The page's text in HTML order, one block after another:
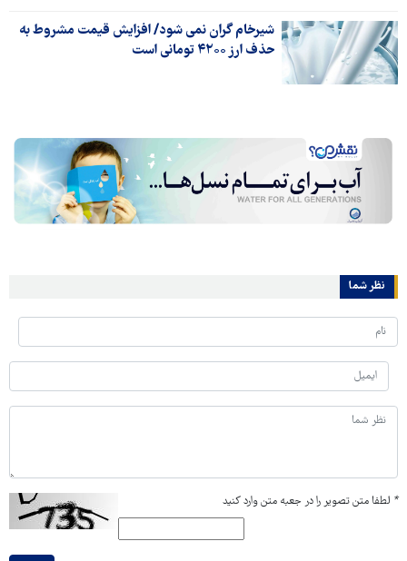
شیرخام گران نمی شود/ افزایش قیمت مشروط به
حذف ارز ۴۲۰۰ تومانی است
نظر شما
* لطفا متن تصویر را در جعبه متن وارد کنید